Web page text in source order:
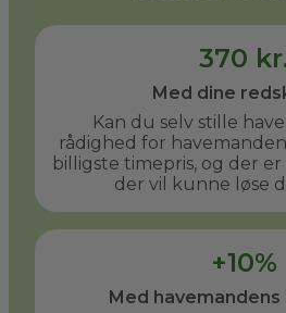
370
Med dine
Kan du selv stille
rådighed for
billigste timepris, og der
der vil kunne løse
+10%
Med